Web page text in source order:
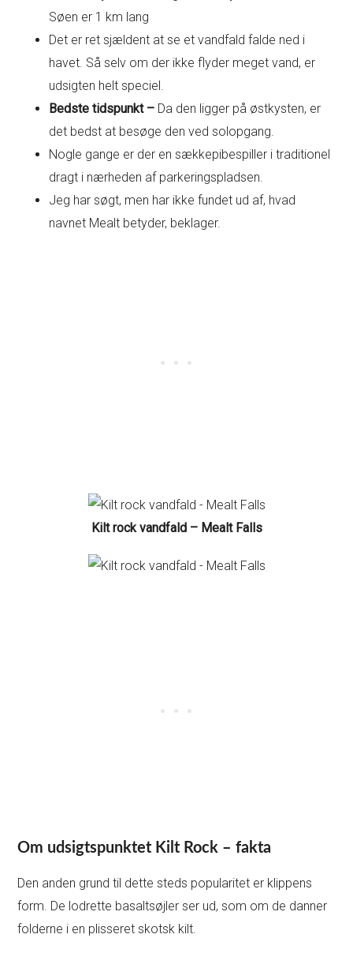
Søen er 1 km lang
Det er ret sjældent at se et vandfald falde ned i
havet. Så selv om der ikke flyder meget vand, er
udsigten helt speciel.
Bedste tidspunkt – Da den ligger på østkysten, er
det bedst at besøge den ved solopgang.
Nogle gange er der en sækkepibespiller i traditionel
dragt i nærheden af parkeringspladsen.
Jeg har søgt, men har ikke fundet ud af, hvad
navnet Mealt betyder, beklager.
Kilt rock vandfald – Mealt Falls
Om udsigtspunktet Kilt Rock – fakta
Den anden grund til dette steds popularitet er klippens
form. De lodrette basaltsøjler ser ud, som om de danner
folderne i en plisseret skotsk kilt.